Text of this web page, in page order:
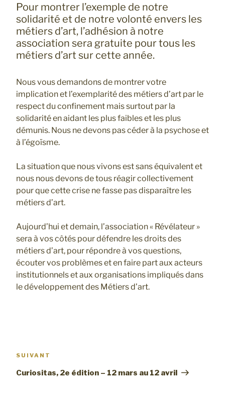
Pour montrer l’exemple de notre
solidarité et de notre volonté envers les
métiers d’art, l’adhésion à notre
association sera gratuite pour tous les
métiers d’art sur cette année.
Nous vous demandons de montrer votre
implication et l’exemplarité des métiers d’art par le
respect du confinement mais surtout par la
solidarité en aidant les plus faibles et les plus
démunis. Nous ne devons pas céder à la psychose et
à l’égoïsme.
La situation que nous vivons est sans équivalent et
nous nous devons de tous réagir collectivement
pour que cette crise ne fasse pas disparaître les
métiers d’art.
Aujourd’hui et demain, l’association « Révélateur »
sera à vos côtés pour défendre les droits des
métiers d’art, pour répondre à vos questions,
écouter vos problèmes et en faire part aux acteurs
institutionnels et aux organisations impliqués dans
le développement des Métiers d’art.
Article
SUIVANT
Curiositas, 2e édition – 12 mars au 12 avril